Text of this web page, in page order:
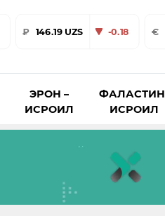
₽ 146.19 UZS -0.18 €
ЭРОН –
ИСРОИЛ
ИСРОИЛ